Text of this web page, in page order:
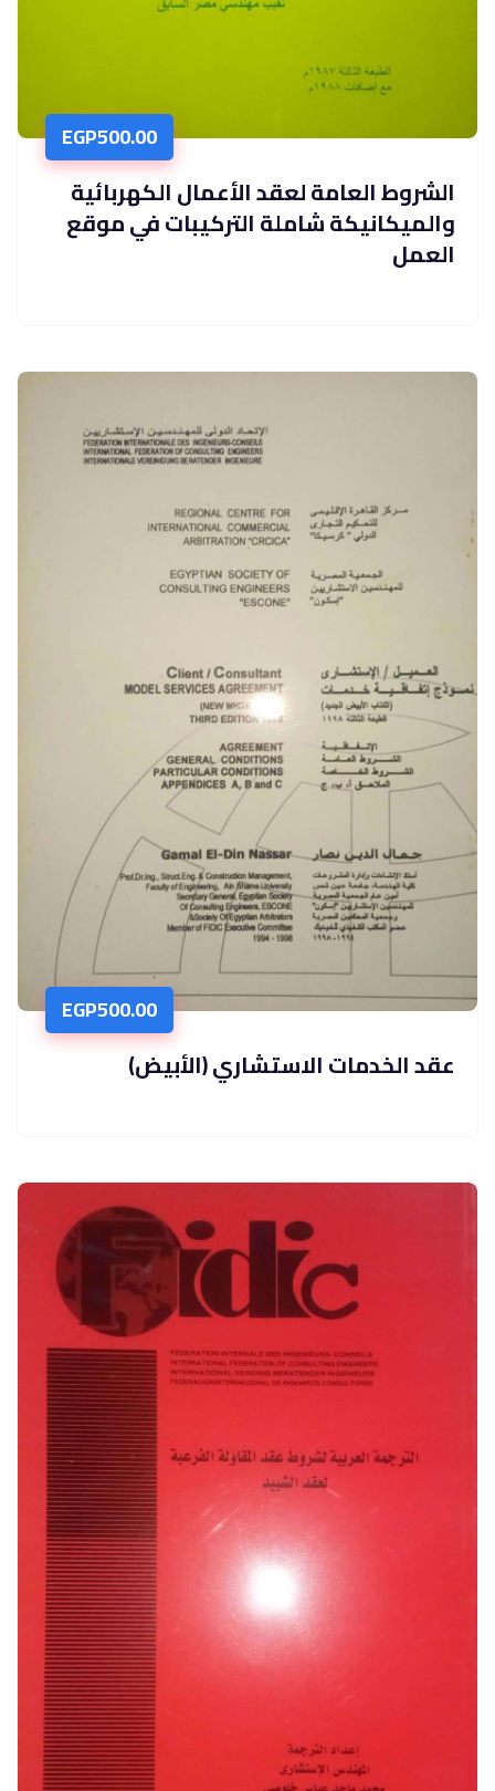
EGP500.00
الشروط العامة لعقد الأعمال الكهربائية
والميكانيكة شاملة التركيبات في موقع
العمل
EGP500.00
عقد الخدمات الاستشاري (الأبيض)